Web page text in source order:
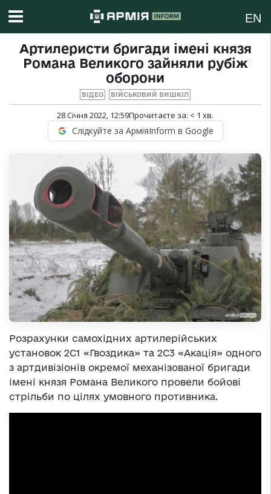
EN
Артилеристи бригади імені князя
Романа Великого зайняли рубіж
оборони
ВІДЕО ВІЙСЬКОВИЙ ВИШКІЛ
28 Січня 2022, 12:59Прочитаєте за: < 1 хв.
Слідкуйте за АрміяInform в Google
Розрахунки самохідних артилерійських
установок 2С1 «Гвоздика» та 2С3 «Акація» одного
з артдивізіонів окремої механізованої бригади
імені князя Романа Великого провели бойові
стрільби по цілях умовного противника.